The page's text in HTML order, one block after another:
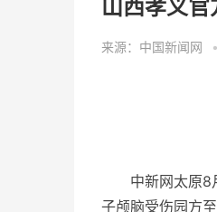
山西孝义官
来源：中国新闻网 •
中新网太原8
子颅脑受伤园方